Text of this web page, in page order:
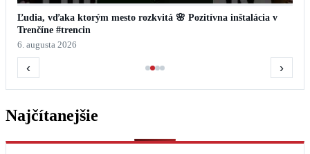
Ľudia, vďaka ktorým mesto rozkvitá 🌸 Pozitívna inštalácia v
Trenčíne #trencin
6. augusta 2026
‹ ›
Najčítanejšie